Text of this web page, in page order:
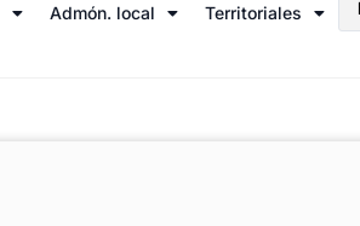
Admón. local Territoriales